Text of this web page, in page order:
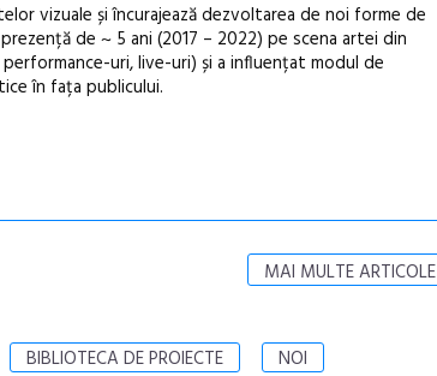
vizuale și încurajează dezvoltarea de noi forme de
de ~ 5 ani (2017 – 2022) pe scena artei din
uri, live-uri) și a influențat modul de
în fața publicului.
MAI MULTE ARTICOLE
BIBLIOTECA DE PROIECTE NOI